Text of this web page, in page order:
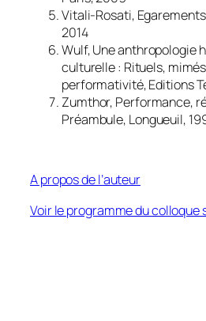
Vitali-Rosati, Egarements
2014
Wulf,Une anthropologie
culturelle : Rituels,
performativité, Editions
Zumthor, Performance,
Préambule, Longueuil,
A propos de l’auteur
Voir le programme du colloque